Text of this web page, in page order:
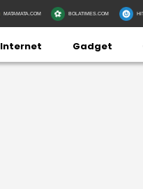
MATAMATA.COM BOLATIMES.COM
Internet Gadget